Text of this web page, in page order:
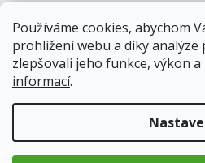
Používáme cookies, abychom
prohlížení webu a díky
zlepšovali jeho funkce, výkon
informací.
váha: 50g
8756/50G
89 Kč
Skladem